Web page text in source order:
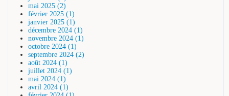
mai 2025 (2)
février 2025 (1)
janvier 2025 (1)
décembre 2024 (1)
novembre 2024 (1)
octobre 2024 (1)
septembre 2024 (2)
août 2024 (1)
juillet 2024 (1)
mai 2024 (1)
avril 2024 (1)